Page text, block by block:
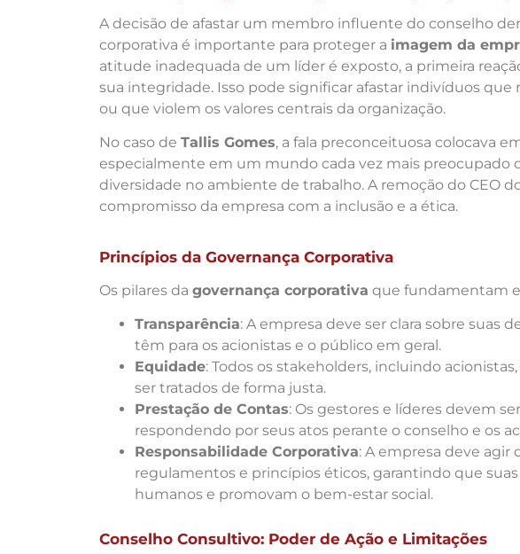
A decisão de afastar um membro influente do conselho
corporativa é importante para proteger a imagem da
atitude inadequada de um líder é exposto, a primeira
sua integridade. Isso pode significar afastar indivíduos
ou que violem os valores centrais da organização.
No caso de Tallis Gomes, a fala preconceituosa colocava
especialmente em um mundo cada vez mais preocupado
diversidade no ambiente de trabalho. A remoção do CEO
compromisso da empresa com a inclusão e a ética.
Princípios da Governança Corporativa
Os pilares da governança corporativa que fundamentam
Transparência: A empresa deve ser clara sobre suas
têm para os acionistas e o público em geral.
Equidade: Todos os stakeholders, incluindo
ser tratados de forma justa.
Prestação de Contas: Os gestores e líderes devem
respondendo por seus atos perante o conselho e os
Responsabilidade Corporativa: A empresa deve agir
regulamentos e princípios éticos, garantindo que
humanos e promovam o bem-estar social.
Conselho Consultivo: Poder de Ação e Limitações